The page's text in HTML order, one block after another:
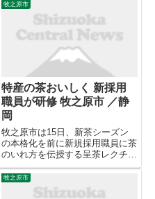
牧之原市
特産の茶おいしく 新採用
職員が研修 牧之原市 ／静
岡
牧之原市は15日、新茶シーズン
の本格化を前に新規採用職員に茶
のいれ方を伝授する呈茶レクチャ
ーを行った。講師役の大石光良副
市長の実演の後、新採職員たちは
冷ました湯を急須に注ぎ、真剣な
牧之原市